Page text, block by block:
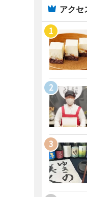
アクセ